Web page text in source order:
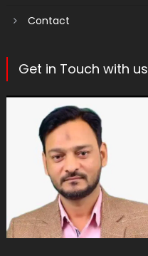
Contact
Get in Touch with us